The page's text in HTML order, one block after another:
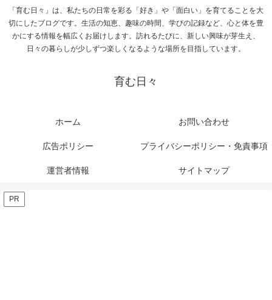
「育む日々」は、私たちの日常を彩る「好き」や「面白い」を育てることを大
切にしたブログです。生活の知恵、趣味の時間、学びの記録など、心と体を豊
かにする情報を幅広くお届けします。訪れるたびに、新しい興味が芽生え、
日々の暮らしが少しずつ楽しくなるような場所を目指しています。
育む日々
ホーム お問い合わせ
広告ポリシー プライバシーポリシー・免責事項
運営者情報 サイトマップ
PR